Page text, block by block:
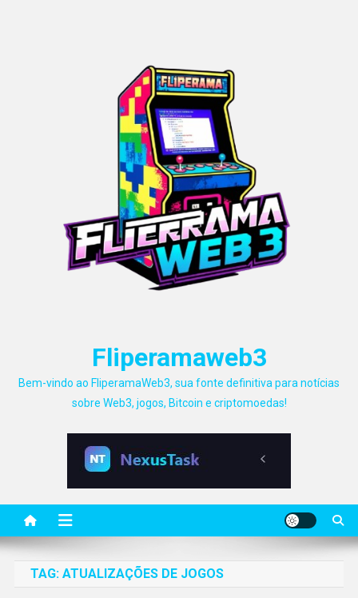
Fliperamaweb3
Bem-vindo ao FliperamaWeb3, sua fonte definitiva para notícias
sobre Web3, jogos, Bitcoin e criptomoedas!
TAG: ATUALIZAÇÕES DE JOGOS